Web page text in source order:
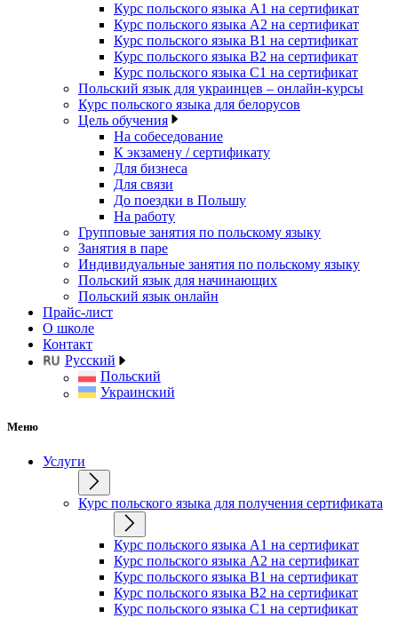
Курс польского языка А1 на сертификат
Курс польского языка А2 на сертификат
Курс польского языка B1 на сертификат
Курс польского языка B2 на сертификат
Курс польского языка C1 на сертификат
Польский язык для украинцев – онлайн-курсы
Курс польского языка для белорусов
Цель обучения
На собеседование
К экзамену / сертификату
Для бизнеса
Для связи
До поездки в Польшу
На работу
Групповые занятия по польскому языку
Занятия в паре
Индивидуальные занятия по польскому языку
Польский язык для начинающих
Польский язык онлайн
Прайс-лист
О школе
Контакт
Русский
Польский
Украинский
Меню
Услуги
Курс польского языка для получения сертификата
Курс польского языка А1 на сертификат
Курс польского языка А2 на сертификат
Курс польского языка B1 на сертификат
Курс польского языка B2 на сертификат
Курс польского языка C1 на сертификат